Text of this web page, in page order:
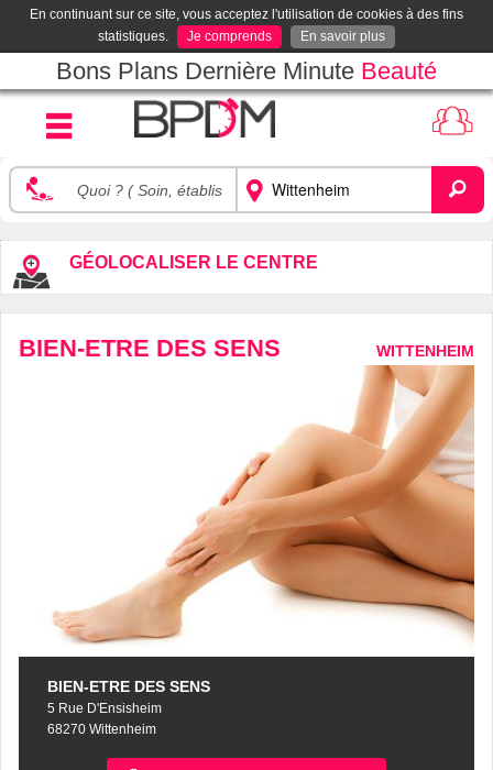
En continuant sur ce site, vous acceptez l'utilisation de cookies à des fins
statistiques.
Je comprends En savoir plus
Bons Plans Dernière Minute Beauté
GÉOLOCALISER LE CENTRE
BIEN-ETRE DES SENS WITTENHEIM
BIEN-ETRE DES SENS
5 Rue D'Ensisheim
68270 Wittenheim